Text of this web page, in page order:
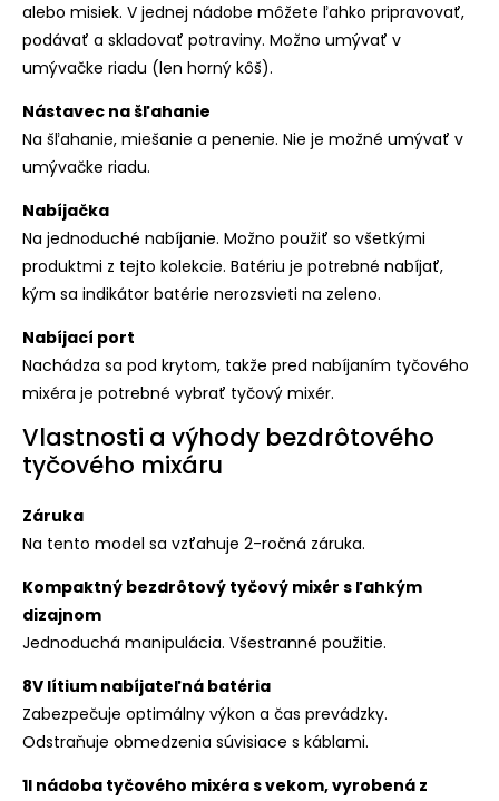
alebo misiek. V jednej nádobe môžete ľahko pripravovať,
podávať a skladovať potraviny. Možno umývať v
umývačke riadu (len horný kôš).
Nástavec na šľahanie
Na šľahanie, miešanie a penenie. Nie je možné umývať v
umývačke riadu.
Nabíjačka
Na jednoduché nabíjanie. Možno použiť so všetkými
produktmi z tejto kolekcie. Batériu je potrebné nabíjať,
kým sa indikátor batérie nerozsvieti na zeleno.
Nabíjací port
Nachádza sa pod krytom, takže pred nabíjaním tyčového
mixéra je potrebné vybrať tyčový mixér.
Vlastnosti a výhody bezdrôtového
tyčového mixáru
Záruka
Na tento model sa vzťahuje 2-ročná záruka.
Kompaktný bezdrôtový tyčový mixér s ľahkým
dizajnom
Jednoduchá manipulácia. Všestranné použitie.
8V lítium nabíjateľná batéria
Zabezpečuje optimálny výkon a čas prevádzky.
Odstraňuje obmedzenia súvisiace s káblami.
1l nádoba tyčového mixéra s vekom, vyrobená z